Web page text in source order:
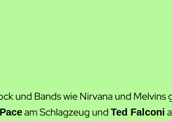
und Bands wie Nirvana und
am Schlagzeug und Ted Falconi